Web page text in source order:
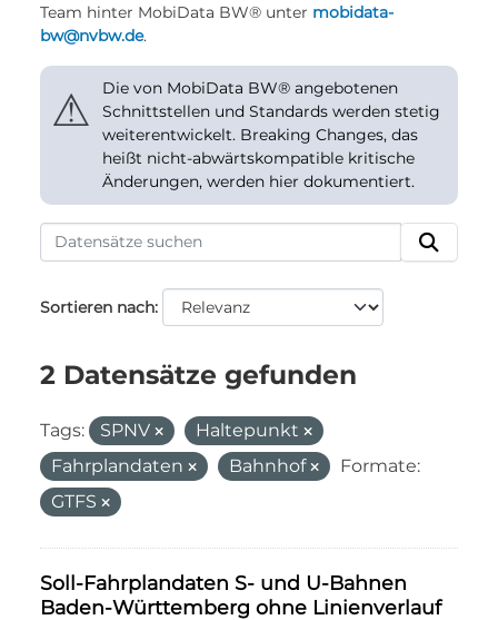
Team hinter MobiData BW® unter mobidata-
bw@nvbw.de.
⚠
Die von MobiData BW® angebotenen
Schnittstellen und Standards werden stetig
weiterentwickelt. Breaking Changes, das
heißt nicht-abwärtskompatible kritische
Änderungen, werden hier dokumentiert.
Sortieren nach
2 Datensätze gefunden
Tags: SPNV
Haltepunkt
Fahrplandaten
Bahnhof
Formate:
GTFS
Soll-Fahrplandaten S- und U-Bahnen
Baden-Württemberg ohne Linienverlauf